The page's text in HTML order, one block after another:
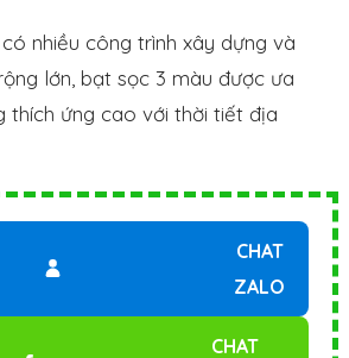
nhiều công trình xây dựng và
lớn, bạt sọc 3 màu được ưa
thích ứng cao với thời tiết địa
CHAT
ZALO
CHAT